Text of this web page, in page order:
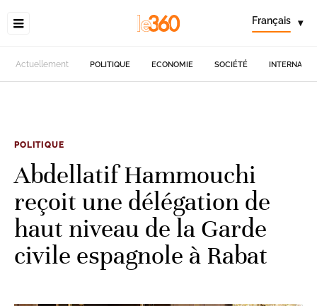
Français ▾
Actuellement POLITIQUE ECONOMIE SOCIÉTÉ
POLITIQUE
Abdellatif Hammouchi
reçoit une délégation de
haut niveau de la Garde
civile espagnole à Rabat